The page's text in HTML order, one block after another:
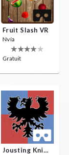
Fruit Slash VR
Nvía
Gratuit
Jousting Knights VR